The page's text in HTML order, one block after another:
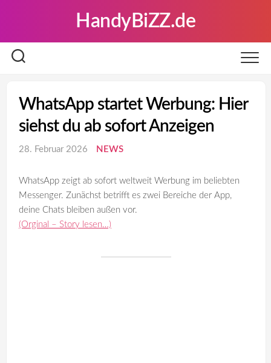
HandyBiZZ.de
WhatsApp startet Werbung: Hier
siehst du ab sofort Anzeigen
28. Februar 2026 NEWS
WhatsApp zeigt ab sofort weltweit Werbung im beliebten
Messenger. Zunächst betrifft es zwei Bereiche der App,
deine Chats bleiben außen vor.
(Orginal – Story lesen…)